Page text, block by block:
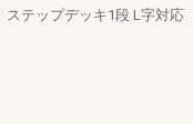
ステップデッキ1段 L字対応